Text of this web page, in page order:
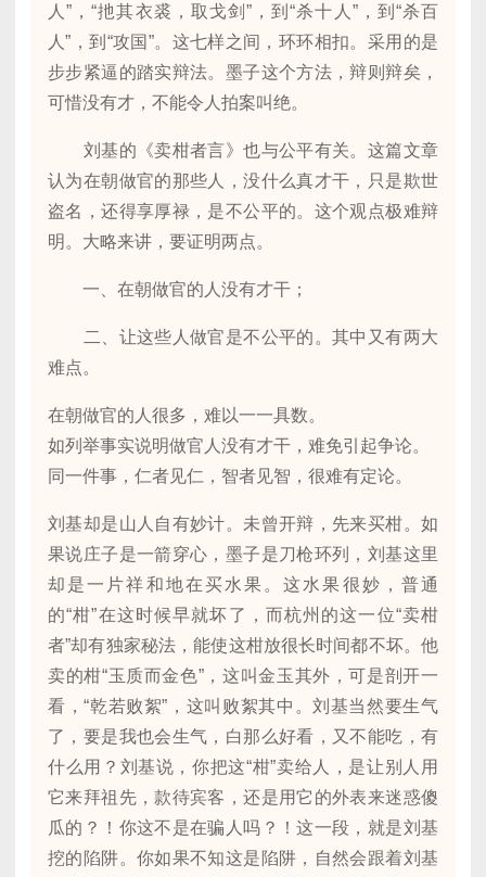
人”，“扡其衣裘，取戈剑”，到“杀十人”，到“杀百
人”，到“攻国”。这七样之间，环环相扣。采用的是
步步紧逼的踏实辩法。墨子这个方法，辩则辩矣，
可惜没有才，不能令人拍案叫绝。
刘基的《卖柑者言》也与公平有关。这篇文章
认为在朝做官的那些人，没什么真才干，只是欺世
盗名，还得享厚禄，是不公平的。这个观点极难辩
明。大略来讲，要证明两点。
一、在朝做官的人没有才干；
二、让这些人做官是不公平的。其中又有两大
难点。
在朝做官的人很多，难以一一具数。
如列举事实说明做官人没有才干，难免引起争论。
同一件事，仁者见仁，智者见智，很难有定论。
刘基却是山人自有妙计。未曾开辩，先来买柑。如
果说庄子是一箭穿心，墨子是刀枪环列，刘基这里
却是一片祥和地在买水果。这水果很妙，普通
的“柑”在这时候早就坏了，而杭州的这一位“卖柑
者”却有独家秘法，能使这柑放很长时间都不坏。他
卖的柑“玉质而金色”，这叫金玉其外，可是剖开一
看，“乾若败絮”，这叫败絮其中。刘基当然要生气
了，要是我也会生气，白那么好看，又不能吃，有
什么用？刘基说，你把这“柑”卖给人，是让别人用
它来拜祖先，款待宾客，还是用它的外表来迷惑傻
瓜的？！你这不是在骗人吗？！这一段，就是刘基
挖的陷阱。你如果不知这是陷阱，自然会跟着刘基